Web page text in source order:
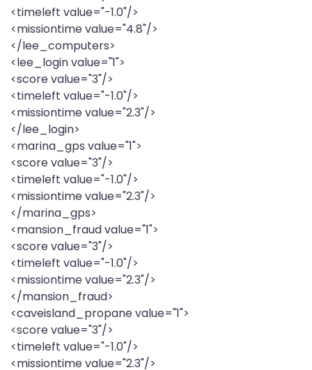
<timeleft value="-1.0"/>
<missiontime value="4.8"/>
</lee_computers>
<lee_login value="1">
<score value="3"/>
<timeleft value="-1.0"/>
<missiontime value="2.3"/>
</lee_login>
<marina_gps value="1">
<score value="3"/>
<timeleft value="-1.0"/>
<missiontime value="2.3"/>
</marina_gps>
<mansion_fraud value="1">
<score value="3"/>
<timeleft value="-1.0"/>
<missiontime value="2.3"/>
</mansion_fraud>
<caveisland_propane value="1">
<score value="3"/>
<timeleft value="-1.0"/>
<missiontime value="2.3"/>